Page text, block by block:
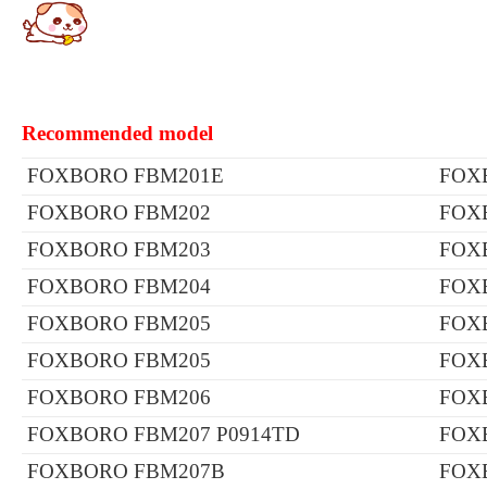
Recommended model
FOXBORO FBM201E
FOXBORO FBM202
FOXBORO FBM203
FOXBORO FBM204
FOXBORO FBM205
FOXBORO FBM205
FOXBORO FBM206
FOXBORO FBM207 P0914TD
FOXBORO FBM207B